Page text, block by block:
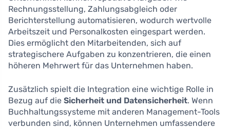
Rechnungsstellung, Zahlungsabgleich oder
Berichterstellung automatisieren, wodurch wertvolle
Arbeitszeit und Personalkosten eingespart werden.
Dies ermöglicht den Mitarbeitenden, sich auf
strategischere Aufgaben zu konzentrieren, die einen
höheren Mehrwert für das Unternehmen haben.
Zusätzlich spielt die Integration eine wichtige Rolle in
Bezug auf die Sicherheit und Datensicherheit. Wenn
Buchhaltungssysteme mit anderen Management-Tools
verbunden sind, können Unternehmen umfassendere